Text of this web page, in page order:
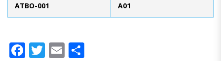
ATBO-001 A01
Facebook
Twitter
Email